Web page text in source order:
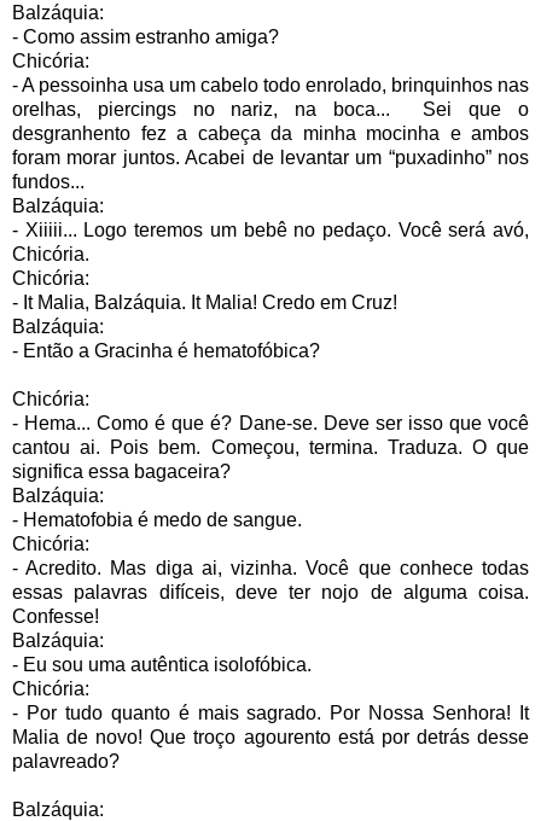
Balzáquia:
- Como assim estranho amiga?
Chicória:
- A pessoinha usa um cabelo todo enrolado, brinquinhos nas
orelhas, piercings no nariz, na boca...
Sei que o
desgranhento fez a cabeça da minha mocinha e ambos
foram morar juntos. Acabei de levantar um “puxadinho” nos
fundos...
Balzáquia:
- Xiiiii... Logo teremos um bebê no pedaço. Você será avó,
Chicória.
Chicória:
- It Malia, Balzáquia. It Malia! Credo em Cruz!
Balzáquia:
- Então a Gracinha é hematofóbica?
Chicória:
- Hema... Como é que é? Dane-se. Deve ser isso que você
cantou ai. Pois bem. Começou, termina. Traduza. O que
significa essa bagaceira?
Balzáquia:
- Hematofobia é medo de sangue.
Chicória:
- Acredito. Mas diga ai, vizinha. Você que conhece todas
essas palavras difíceis, deve ter nojo de alguma coisa.
Confesse!
Balzáquia:
- Eu sou uma autêntica isolofóbica.
Chicória:
- Por tudo quanto é mais sagrado. Por Nossa Senhora! It
Malia de novo! Que troço agourento está por detrás desse
palavreado?
Balzáquia: